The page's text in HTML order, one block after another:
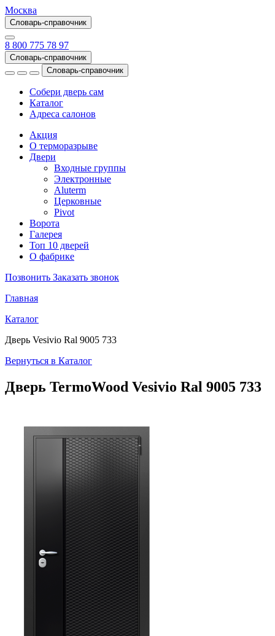
Москва
Словарь-справочник
8 800 775 78 97
Словарь-справочник
Словарь-справочник
Собери дверь сам
Каталог
Адреса салонов
Акция
О терморазрыве
Двери
Входные группы
Электронные
Aluterm
Церковные
Pivot
Ворота
Галерея
Топ 10 дверей
О фабрике
Позвонить Заказать звонок
Главная
Каталог
Дверь Vesivio Ral 9005 733
Вернуться в Каталог
Дверь TermoWood Vesivio Ral 9005 733